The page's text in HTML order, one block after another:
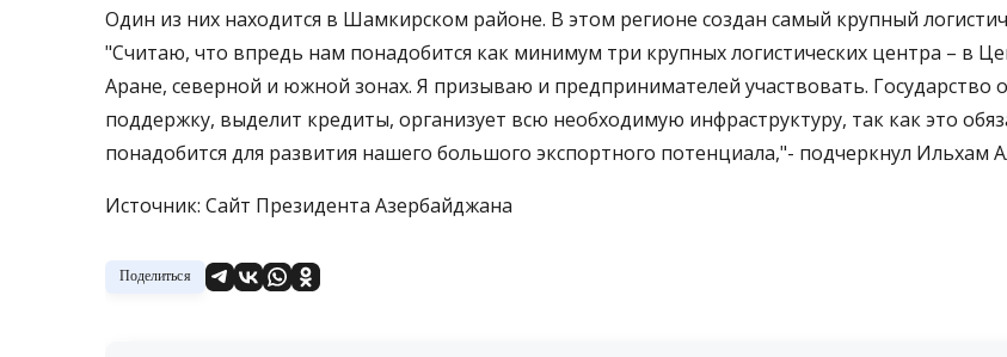
Один из них находится в Шамкирском районе. В этом регионе создан самый крупный
"Считаю, что впредь нам понадобится как минимум три крупных логистических центра – в
Аране, северной и южной зонах. Я призываю и предпринимателей участвовать. Государство
поддержку, выделит кредиты, организует всю необходимую инфраструктуру, так как это
понадобится для развития нашего большого экспортного потенциала,"- подчеркнул Ильхам
Источник: Сайт Президента Азербайджана
Поделиться